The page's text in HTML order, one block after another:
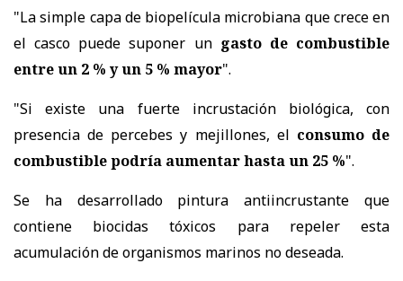
"La simple capa de biopelícula microbiana que crece en
el casco puede suponer un gasto de combustible
entre un 2 % y un 5 % mayor".
"Si existe una fuerte incrustación biológica, con
presencia de percebes y mejillones, el consumo de
combustible podría aumentar hasta un 25 %".
Se ha desarrollado pintura antiincrustante que
contiene biocidas tóxicos para repeler esta
acumulación de organismos marinos no deseada.